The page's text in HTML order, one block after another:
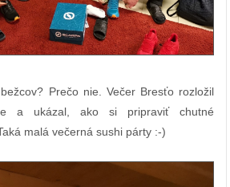
Prečo nie. Večer Bresťo rozložil
a ukázal, ako si pripraviť chutné
malá večerná sushi párty :-)